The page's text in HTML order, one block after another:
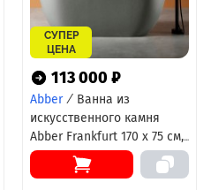
СУПЕР
ЦЕНА
113 000 ₽
Abber / Ванна из
искусственного камня
Abber Frankfurt 170 х 75 см,
светло - серая матовая,
AM9941MLG